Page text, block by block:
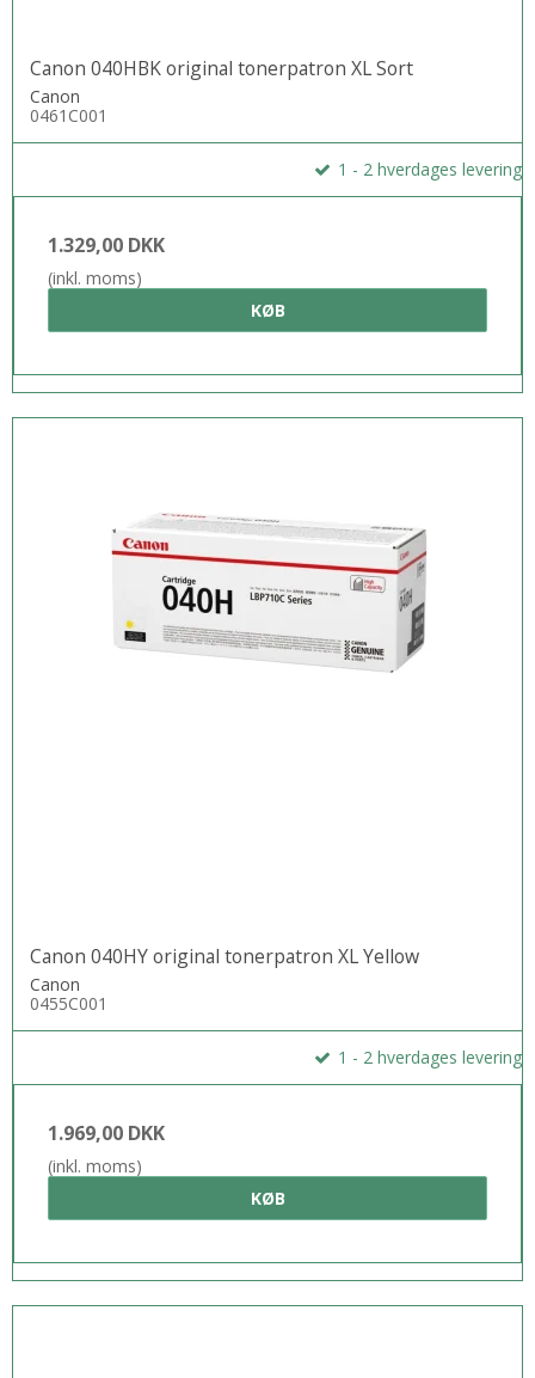
Canon 040HBK original tonerpatron XL Sort
Canon
0461C001
1 - 2 hverdages levering
1.329,00 DKK
(inkl. moms)
KØB
Canon 040HY original tonerpatron XL Yellow
Canon
0455C001
1 - 2 hverdages levering
1.969,00 DKK
(inkl. moms)
KØB